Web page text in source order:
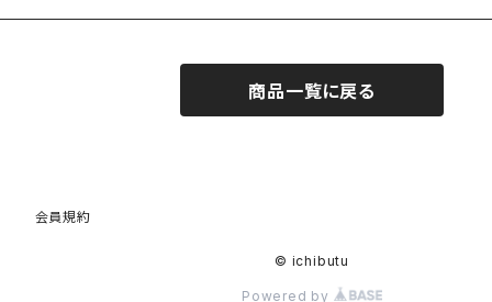
商品一覧に戻る
会員規約
© ichibutu
Powered by